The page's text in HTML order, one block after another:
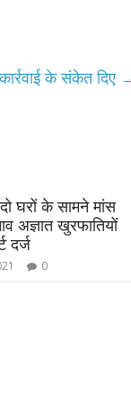
के संकेत दिए
घरों के सामने मांस
अज्ञात खुरफातियों
दर्ज
0